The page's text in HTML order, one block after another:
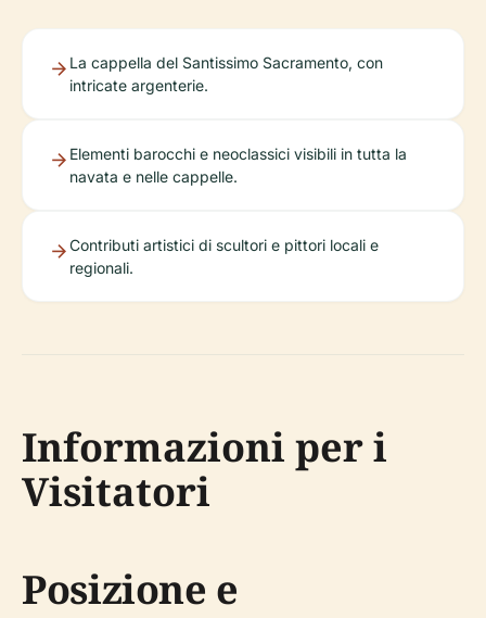
La cappella del Santissimo Sacramento, con
intricate argenterie.
Elementi barocchi e neoclassici visibili in tutta la
navata e nelle cappelle.
Contributi artistici di scultori e pittori locali e
regionali.
Informazioni per i
Visitatori
Posizione e